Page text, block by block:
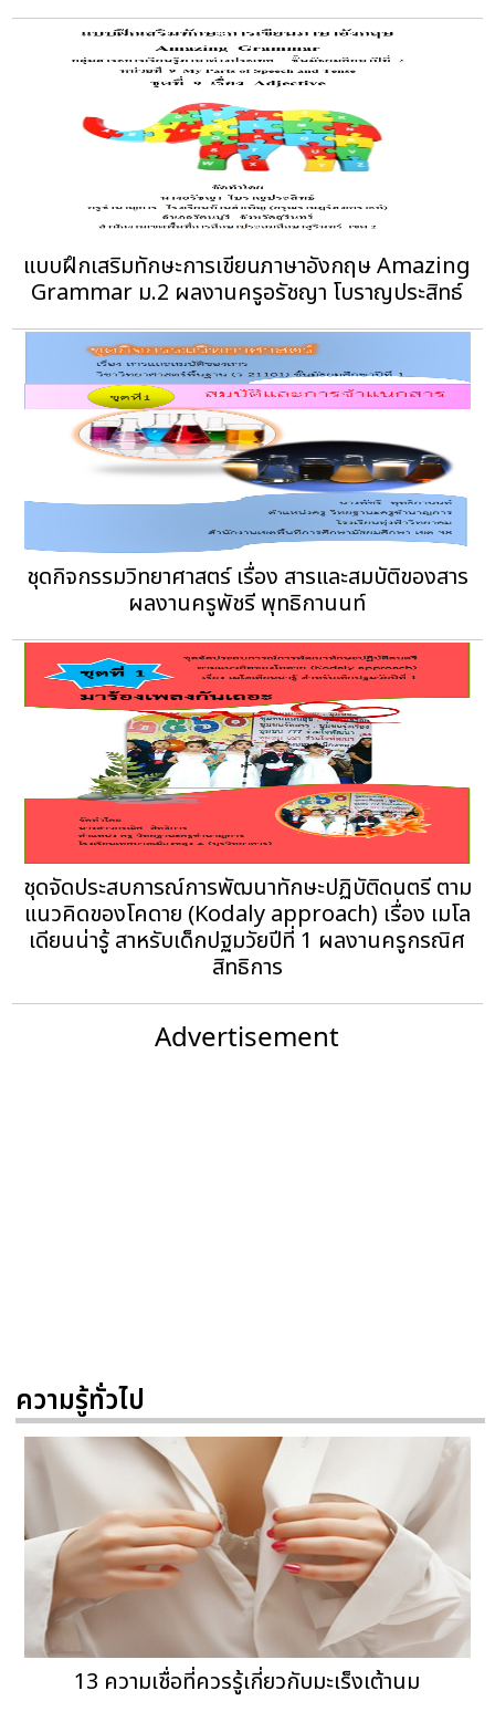
แบบฝึกเสริมทักษะการเขียนภาษาอังกฤษ Amazing
Grammar ม.2 ผลงานครูอรัชญา โบราญประสิทธ์
ชุดกิจกรรมวิทยาศาสตร์ เรื่อง สารและสมบัติของสาร
ผลงานครูพัชรี พุทธิกานนท์
ชุดจัดประสบการณ์การพัฒนาทักษะปฏิบัติดนตรี ตาม
แนวคิดของโคดาย (Kodaly approach) เรื่อง เมโล
เดียนน่ารู้ สาหรับเด็กปฐมวัยปีที่ 1 ผลงานครูกรณิศ
สิทธิการ
Advertisement
ความรู้ทั่วไป
13 ความเชื่อที่ควรรู้เกี่ยวกับมะเร็งเต้านม